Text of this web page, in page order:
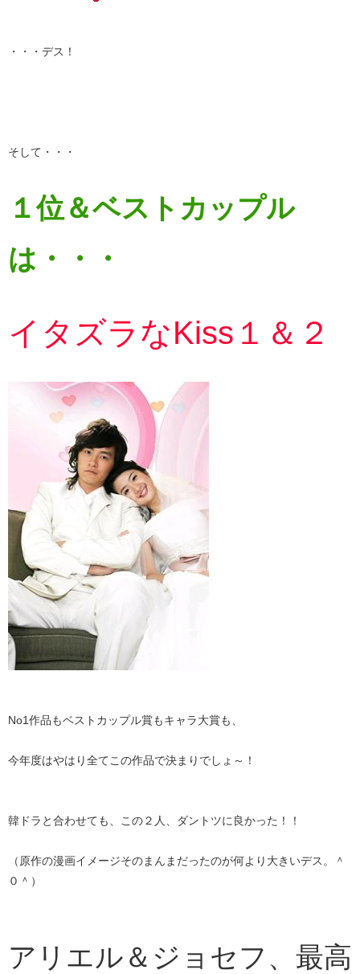
・・・デス！
そして・・・
１位＆ベストカップル
は・・・
イタズラなKiss１＆２
No1作品もベストカップル賞もキャラ大賞も、
今年度はやはり全てこの作品で決まりでしょ～！
韓ドラと合わせても、この２人、ダントツに良かった！！
（原作の漫画イメージそのまんまだったのが何より大きいデス。＾
０＾）
アリエル＆ジョセフ、最高